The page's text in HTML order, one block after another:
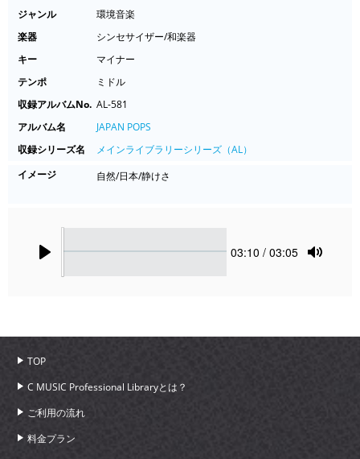
ジャンル
環境音楽
楽器
シンセサイザー/和楽器
キー
マイナー
テンポ
ミドル
収録アルバムNo. AL-581
アルバム名
JAPAN POPS
収録シリーズ名
メインライブラリーシリーズ（AL）
イメージ
自然/日本/静けさ
Current
03:10 / 03:05
TOP
C MUSIC Professional Libraryとは？
ご利用の流れ
料金プラン